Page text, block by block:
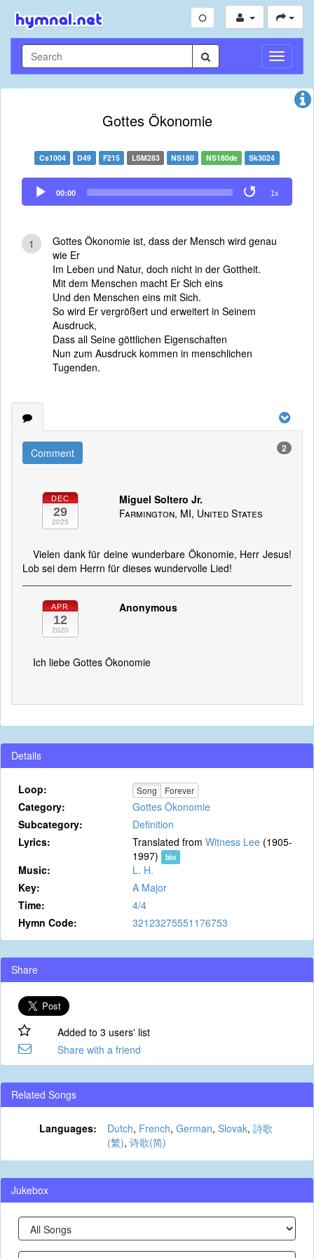
Toggle
Gottes Ökonomie
Cs1004 D49 F215 LSM283 NS180 NS180de Sk3024
Audio
Player
00:00 1x
1
Gottes Ökonomie ist, dass der Mensch wird genau
wie Er
Im Leben und Natur, doch nicht in der Gottheit.
Mit dem Menschen macht Er Sich eins
Und den Menschen eins mit Sich.
So wird Er vergrößert und erweitert in Seinem
Ausdruck,
Dass all Seine göttlichen Eigenschaften
Nun zum Ausdruck kommen in menschlichen
Tugenden.
Comment 2
DEC
29
2025
Miguel Soltero Jr.
Farmington, MI, United States
Vielen dank für deine wunderbare Ökonomie, Herr Jesus!
Lob sei dem Herrn für dieses wundervolle Lied!
APR
12
2020
Anonymous
Ich liebe Gottes Ökonomie
Details
Loop: Song Forever
Category:
Gottes Ökonomie
Subcategory:
Definition
Lyrics:
Translated from Witness Lee (1905-
1997)
bio
Music:
L. H.
Key:
A Major
Time:
4/4
Hymn Code:
32123275551176753
Share
Added to 3 users' list
Share with a friend
Related Songs
Languages: Dutch, French, German, Slovak, 詩歌
(繁), 诗歌(简)
Jukebox